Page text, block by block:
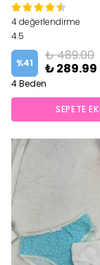
4 değerlendirme
4.5
%41
₺ 489.00
₺ 289.99
4 Beden
SEPETE